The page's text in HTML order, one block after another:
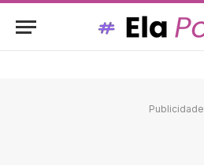
Publicidade